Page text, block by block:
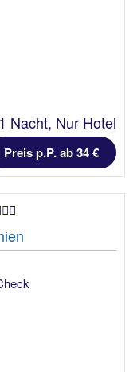
1 Nacht, Nur Hotel
Preis p.P. ab 34 €